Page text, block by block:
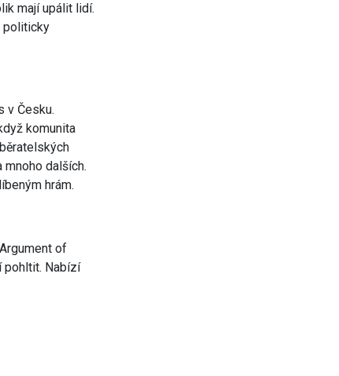
mají upálit lidí.
politicky
v Česku.
komunita
mnoho dalších.
hrám.
of
pohltit. Nabízí